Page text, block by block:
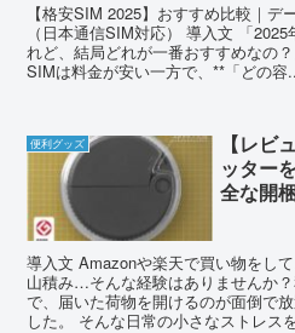
【格安SIM 2025】おすすめ比較｜デ
（日本通信SIM対応） 導入文 「
れど、結局どれが一番おすすめなの
SIMは料金が安い一方で、**「どの容
便利グッズ
【レビ
ッター
全な開
導入文 Amazonや楽天で買い物をし
山積み…そんな経験はありませんか
で、届いた荷物を開けるのが面倒で
した。 そんな日常の小さなストレス